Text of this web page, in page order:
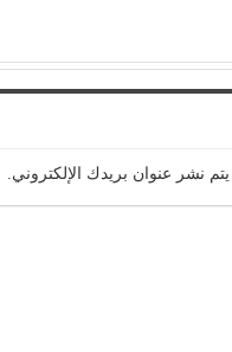
نشر عنوان بريدك الإلكتروني.